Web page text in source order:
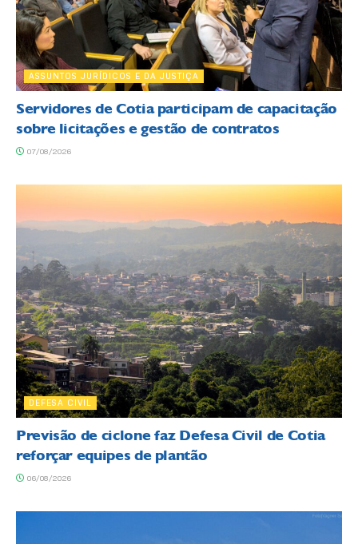
ASSUNTOS JURÍDICOS E DA JUSTIÇA
Servidores de Cotia participam de capacitação
sobre licitações e gestão de contratos
07/08/2026
DEFESA CIVIL
Previsão de ciclone faz Defesa Civil de Cotia
reforçar equipes de plantão
06/08/2026